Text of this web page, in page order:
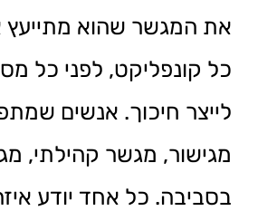
את המגשר שהוא מתייעץ
כל קונפליקט, לפני כל
לייצר חיכוך. אנשים
מגישור, מגשר קהילתי,
בסביבה. כל אחד יודע